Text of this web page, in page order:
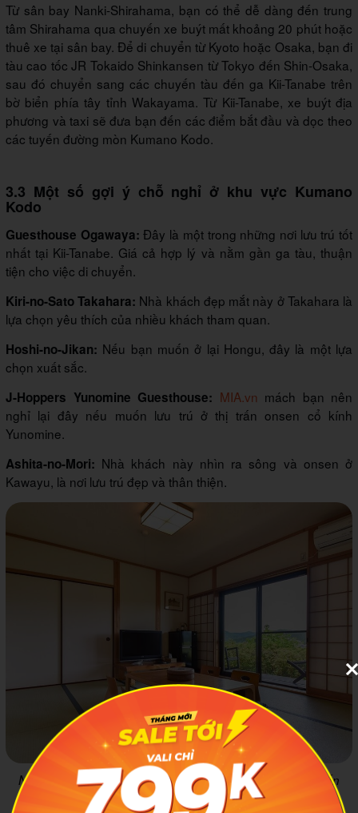
Từ sân bay Nanki-Shirahama, bạn có thể dễ dàng đến trung
tâm Shirahama qua chuyến xe buýt mất khoảng 20 phút hoặc
thuê xe tại sân bay. Để di chuyển từ Kyoto hoặc Osaka, bạn đi
tàu cao tốc JR Tokaido Shinkansen từ Tokyo đến Shin-Osaka,
sau đó chuyển sang các chuyến tàu đến ga Kii-Tanabe trên
bờ biển phía tây tỉnh Wakayama. Từ Kii-Tanabe, xe buýt địa
phương và taxi sẽ đưa bạn đến các điểm bắt đầu và dọc theo
các tuyến đường mòn Kumano Kodo.
3.3 Một số gợi ý chỗ nghỉ ở khu vực Kumano
Kodo
Guesthouse Ogawaya: Đây là một trong những nơi lưu trú tốt
nhất tại Kii-Tanabe. Giá cả hợp lý và nằm gần ga tàu, thuận
tiện cho việc di chuyển.
Kiri-no-Sato Takahara: Nhà khách đẹp mắt này ở Takahara là
lựa chọn yêu thích của nhiều khách tham quan.
Hoshi-no-Jikan: Nếu bạn muốn ở lại Hongu, đây là một lựa
chọn xuất sắc.
J-Hoppers Yunomine Guesthouse: MIA.vn mách bạn nên
nghỉ lại đây nếu muốn lưu trú ở thị trấn onsen cổ kính
Yunomine.
Ashita-no-Mori: Nhà khách này nhìn ra sông và onsen ở
Kawayu, là nơi lưu trú đẹp và thân thiện.
Nhà khách Kiri-no-Sato Takahara đẹp mắt với tầm nhìn ấn
tượng. Ảnh: Booking